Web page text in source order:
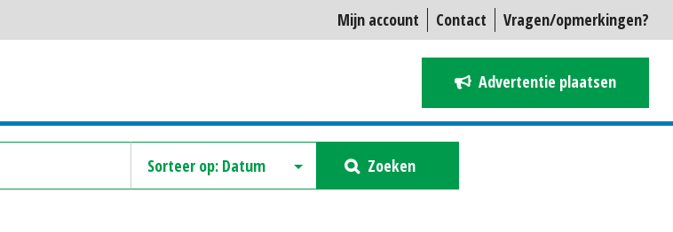
Mijn account Contact Vragen/opmerkingen?
Advertentie plaatsen
Zoeken